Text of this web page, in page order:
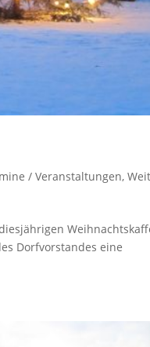
/ Veranstaltungen,
Dorfvorstandes eine